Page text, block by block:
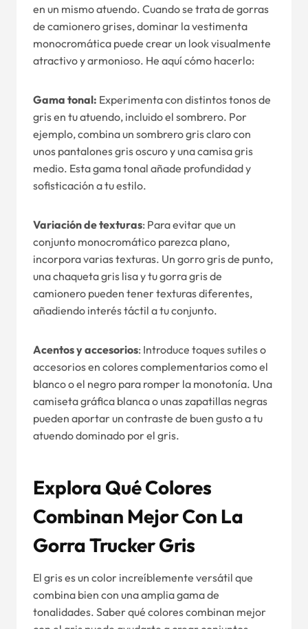
en un mismo atuendo. Cuando se trata de gorras
de camionero grises, dominar la vestimenta
monocromática puede crear un look visualmente
atractivo y armonioso. He aquí cómo hacerlo:
Gama tonal: Experimenta con distintos tonos de
gris en tu atuendo, incluido el sombrero. Por
ejemplo, combina un sombrero gris claro con
unos pantalones gris oscuro y una camisa gris
medio. Esta gama tonal añade profundidad y
sofisticación a tu estilo.
Variación de texturas: Para evitar que un
conjunto monocromático parezca plano,
incorpora varias texturas. Un gorro gris de punto,
una chaqueta gris lisa y tu gorra gris de
camionero pueden tener texturas diferentes,
añadiendo interés táctil a tu conjunto.
Acentos y accesorios: Introduce toques sutiles o
accesorios en colores complementarios como el
blanco o el negro para romper la monotonía. Una
camiseta gráfica blanca o unas zapatillas negras
pueden aportar un contraste de buen gusto a tu
atuendo dominado por el gris.
Explora Qué Colores
Combinan Mejor Con La
Gorra Trucker Gris
El gris es un color increíblemente versátil que
combina bien con una amplia gama de
tonalidades. Saber qué colores combinan mejor